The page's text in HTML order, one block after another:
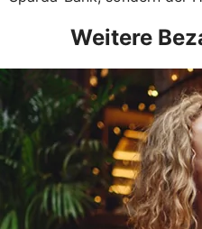
Weitere